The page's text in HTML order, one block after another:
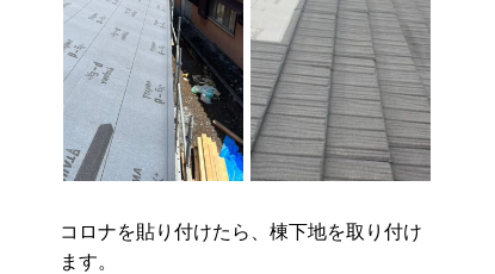
コロナを貼り付けたら、棟下地を取り付け
ます。